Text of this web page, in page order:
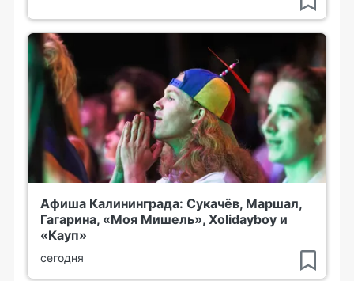
Афиша Калининграда: Сукачёв, Маршал,
Гагарина, «Моя Мишель», Xolidayboy и
«Кауп»
сегодня